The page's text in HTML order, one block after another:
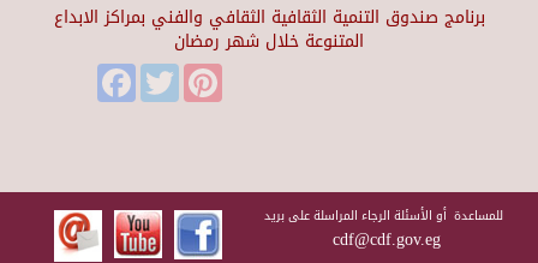
برنامج صندوق التنمية الثقافية الثقافي والفني بمراكز الابداع
المتنوعة خلال شهر رمضان
FacebookTwitter
للمساعدة أو الأسئلة الرجاء المراسلة على بريد
cdf@cdf.gov.eg